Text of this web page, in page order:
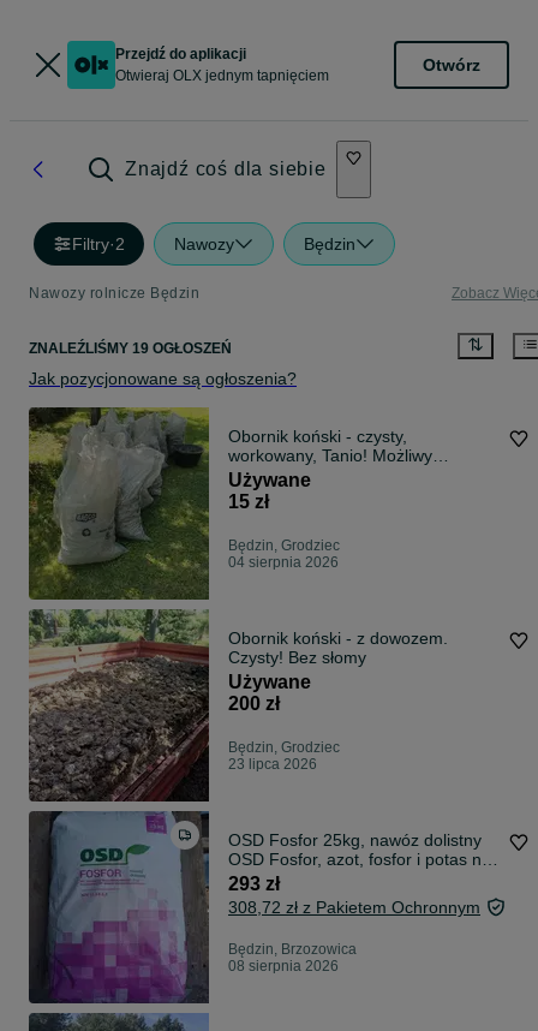
Przejdź do aplikacji
Otwieraj OLX jednym tapnięciem
Otwórz
Znajdź coś dla siebie
Filtry·2 Nawozy Będzin
Nawozy rolnicze Będzin Zobacz
ZNALEŹLIŚMY 19 OGŁOSZEŃ
Jak pozycjonowane są ogłoszenia?
Obornik koński - czysty,
workowany, Tanio! Możliwy
transport
Używane
15 zł
Będzin, Grodziec
04 sierpnia 2026
Obornik koński - z dowozem.
Czysty! Bez słomy
Używane
200 zł
Będzin, Grodziec
23 lipca 2026
OSD Fosfor 25kg, nawóz dolistny
OSD Fosfor, azot, fosfor i potas na
fioletowe liście w kukurydzy
293 zł
308,72 zł z Pakietem Ochronnym
Będzin, Brzozowica
08 sierpnia 2026